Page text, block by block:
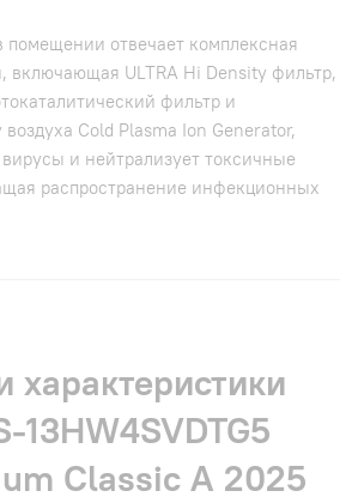
помещении отвечает комплексная
включающая ULTRA Hi Density фильтр,
фильтр и
Cold Plasma Ion Generator,
и нейтрализует токсичные
распространение инфекционных
характеристики
13HW4SVDTG5
Classic A 2025